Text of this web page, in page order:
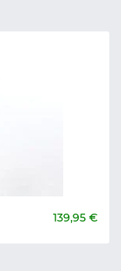
139,95 €